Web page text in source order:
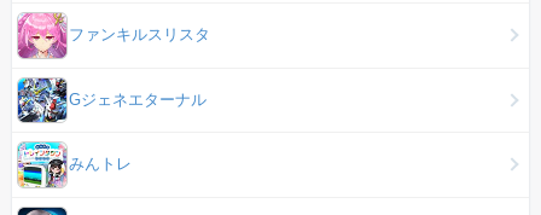
ファンキルスリスタ
Gジェネエターナル
みんトレ